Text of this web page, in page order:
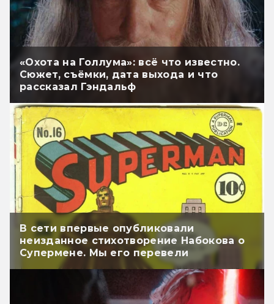
«Охота на Голлума»: всё что известно.
Сюжет, съёмки, дата выхода и что
рассказал Гэндальф
В сети впервые опубликовали
неизданное стихотворение Набокова о
Супермене. Мы его перевели